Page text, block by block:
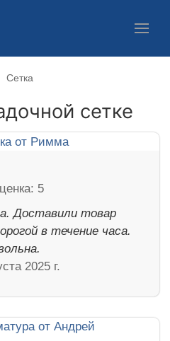
Сетка
сетке
Доставили товар
в течение часа.
2025 г.